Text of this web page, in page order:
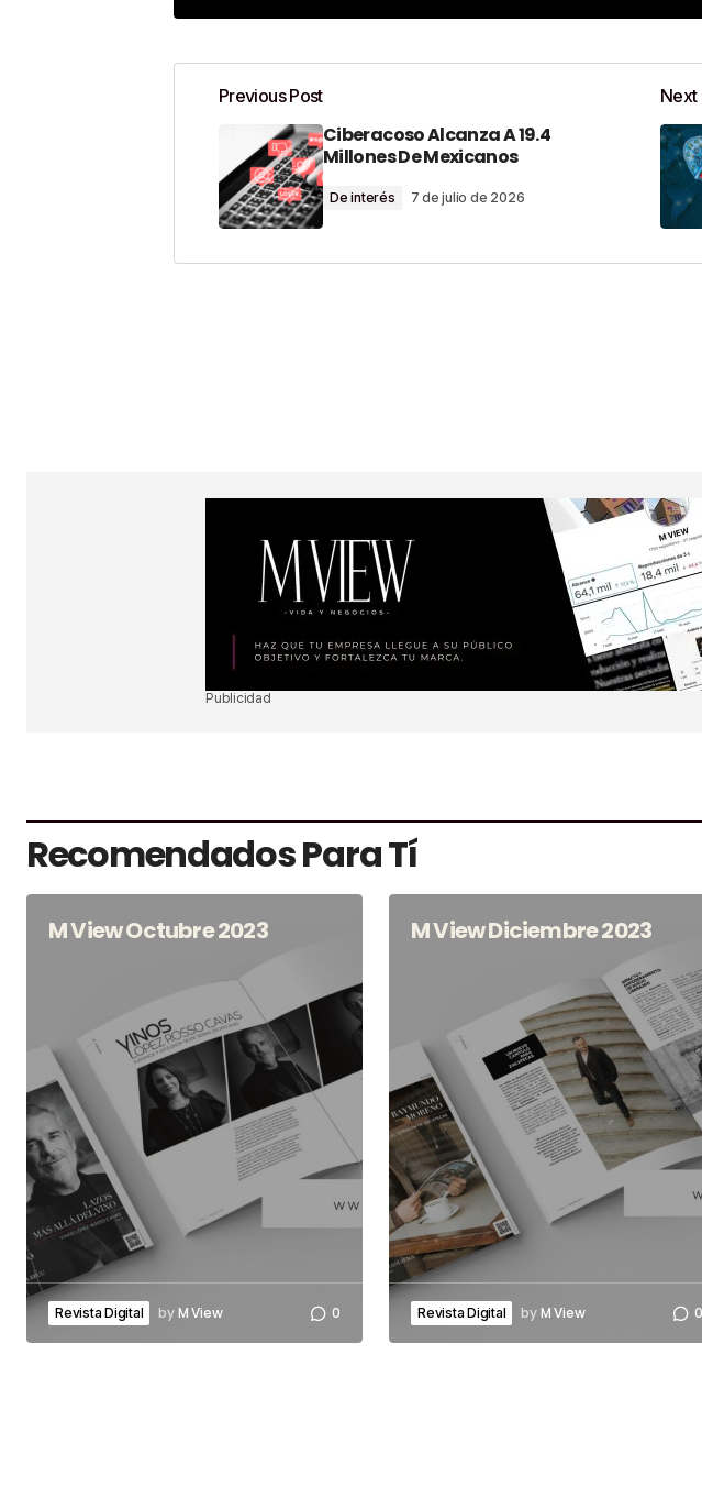
Add a comment
Tu dirección de correo electrónico no será publicada. Los
Comment*
Previous Post
Ciberacoso Alcanza A 19.4
Millones De Mexicanos
De interés 7 de julio de 2026
Next
Publicidad
Recomendados Para Tí
M View Octubre 2023
Revista Digital byM View 0
M View Diciembre 2023
Revista Digital byM View 0